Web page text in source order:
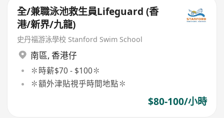
全/兼職泳池救生員Lifeguard (香
港/新界/九龍)
史丹福游泳學校 Stanford Swim School
南區, 香港仔
✽時薪$70 - $100✽
✽額外津貼視乎時間地點✽
$80-100/小時